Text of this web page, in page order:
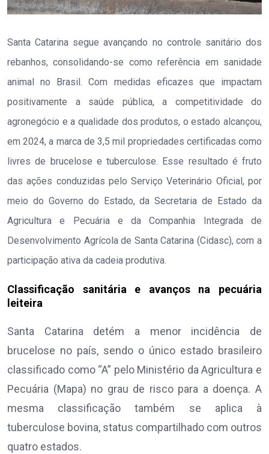
Santa Catarina segue avançando no controle sanitário dos
rebanhos, consolidando-se como referência em sanidade
animal no Brasil. Com medidas eficazes que impactam
positivamente a saúde pública, a competitividade do
agronegócio e a qualidade dos produtos, o estado alcançou,
em 2024, a marca de 3,5 mil propriedades certificadas como
livres de brucelose e tuberculose. Esse resultado é fruto
das ações conduzidas pelo Serviço Veterinário Oficial, por
meio do Governo do Estado, da Secretaria de Estado da
Agricultura e Pecuária e da Companhia Integrada de
Desenvolvimento Agrícola de Santa Catarina (Cidasc), com a
participação ativa da cadeia produtiva.
Classificação sanitária e avanços na pecuária
leiteira
Santa Catarina detém a menor incidência de
brucelose no país, sendo o único estado brasileiro
classificado como “A” pelo Ministério da Agricultura e
Pecuária (Mapa) no grau de risco para a doença. A
mesma classificação também se aplica à
tuberculose bovina, status compartilhado com outros
quatro estados.